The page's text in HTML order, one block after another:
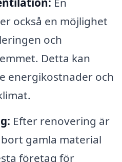
också en möjlighet
och
Detta kan
energikostnader och
Efter renovering är
gamla material
företag för